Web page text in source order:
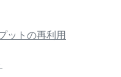
ットの再利用